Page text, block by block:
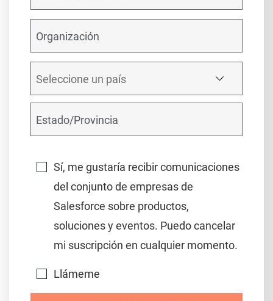
Sí, me gustaría recibir comunicaciones
del conjunto de empresas de
Salesforce sobre productos,
soluciones y eventos. Puedo cancelar
mi suscripción en cualquier momento.
Llámeme